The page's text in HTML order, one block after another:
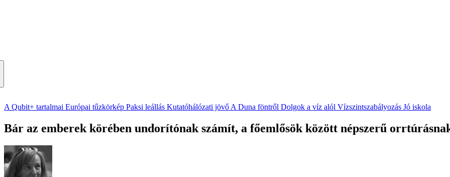
A Qubit+ tartalmai Európai tűzkörkép Paksi leállás Kutatóhálózati jövő A Duna föntről Dolgok a víz alól Vízszintszabályozás Jó iskola
Bár az emberek körében undorítónak számít, a főemlősök között népszerű